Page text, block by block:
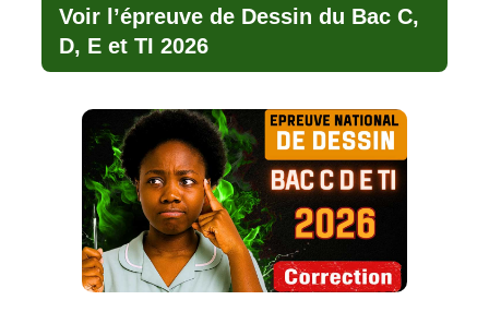
Voir l’épreuve de Dessin du Bac C,
D, E et TI 2026